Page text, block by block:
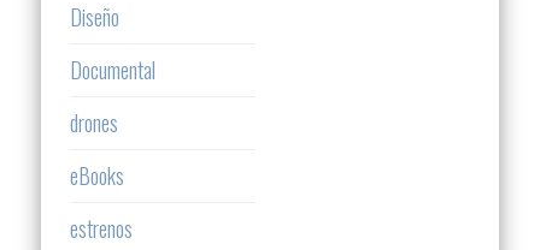
Diseño
Documental
drones
eBooks
estrenos